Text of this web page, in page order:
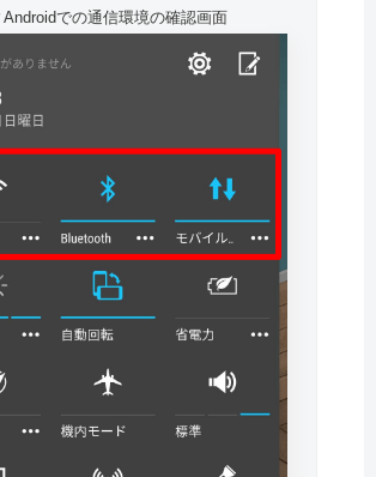
での通信環境の確認画面